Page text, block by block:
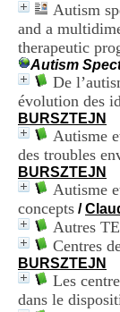
Autism
and a
therapeutic
Autism
De
évolution des
BURSZTEJN
Autisme
des troubles
BURSZTEJN
Autisme
concepts /
Autres
Centres
BURSZTEJN
Les
dans le